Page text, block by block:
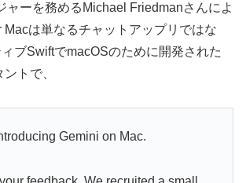
ャーを務めるMichael Friedmanさんによ
Macは単なるチャットアップリではな
ブSwiftでmacOSのために開発された
トで、
Gemini on Mac.